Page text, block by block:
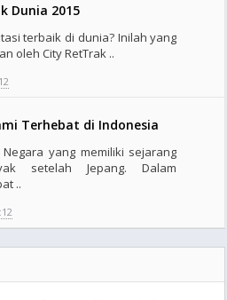
Dunia 2015
terbaik di dunia? Inilah yang
oleh City RetTrak ..
Terhebat di Indonesia
yang memiliki sejarang
setelah Jepang. Dalam
..